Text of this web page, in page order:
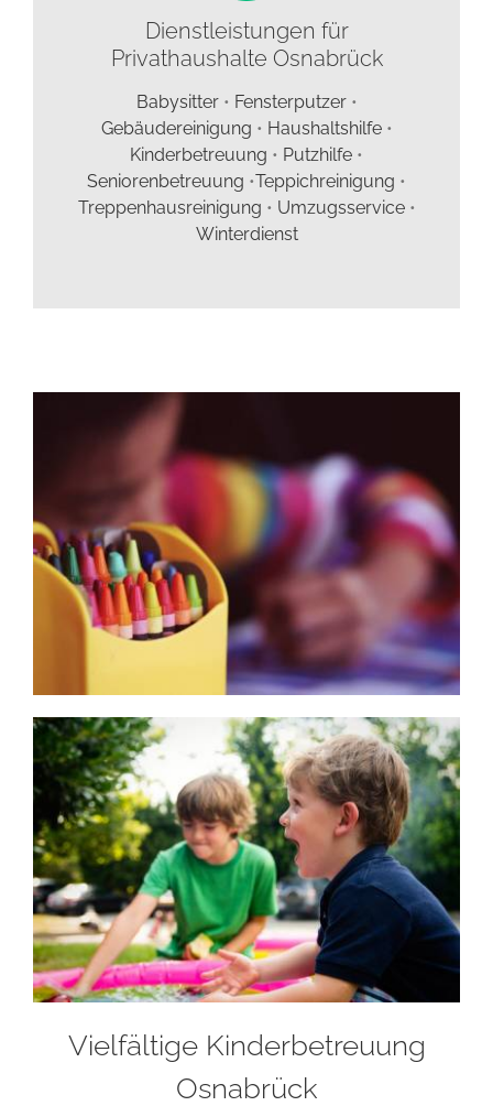
Dienstleistungen für
Privathaushalte Osnabrück
Babysitter• Fensterputzer•
Gebäudereinigung • Haushaltshilfe•
Kinderbetreuung • Putzhilfe •
Seniorenbetreuung •Teppichreinigung •
Treppenhausreinigung • Umzugsservice•
Winterdienst
Vielfältige Kinderbetreuung
Osnabrück